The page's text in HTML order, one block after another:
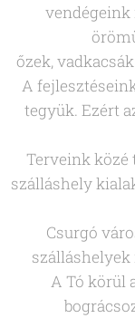
őzek,
A
tegyük. Ezért
Terveink közé
szálláshely
Csurgó
szálláshelyek
A Tó körül